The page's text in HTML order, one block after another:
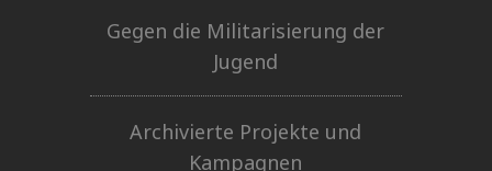
Gegen die Militarisierung der
Jugend
Archivierte Projekte und
Kampagnen